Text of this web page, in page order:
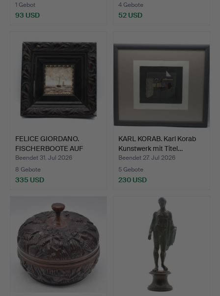
1 Gebot
93 USD
4 Gebote
52 USD
FELICE GIORDANO.
FISCHERBOOTE AUF
UNRUHIGE…
Beendet 31. Jul 2026
8 Gebote
335 USD
KARL KORAB. Karl Korab
Kunstwerk mit Titel…
Beendet 27. Jul 2026
5 Gebote
230 USD